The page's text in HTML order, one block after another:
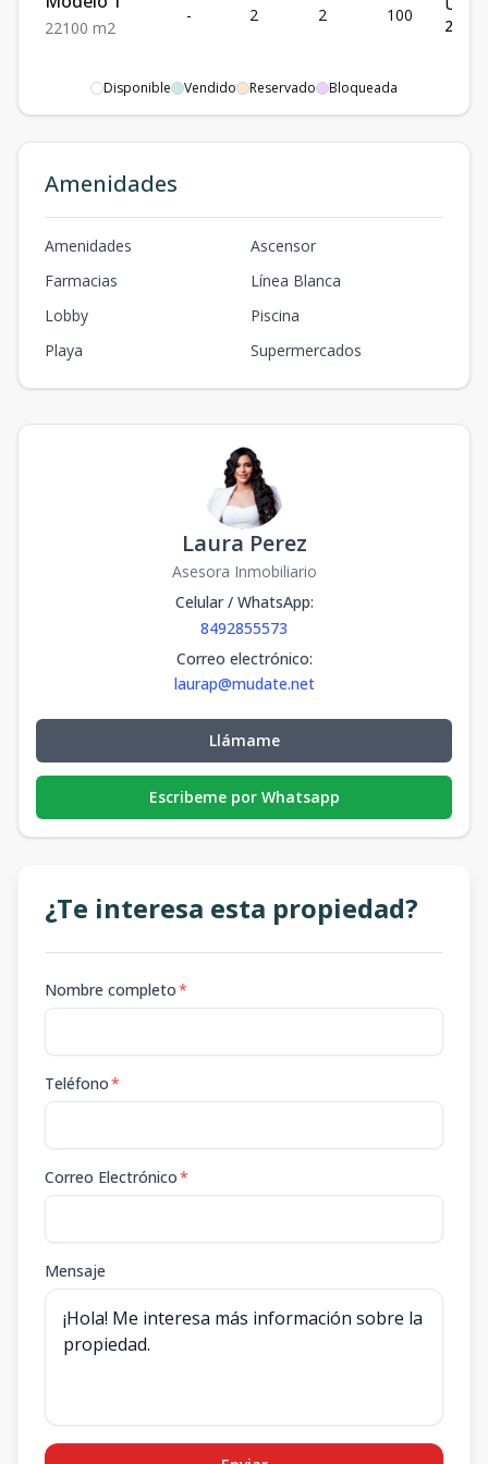
22100 m2
- 2 2 100
Disponible Vendido Reservado Bloqueada
Amenidades
Amenidades
Ascensor
Farmacias
Línea Blanca
Lobby
Piscina
Playa
Supermercados
Laura Perez
Asesora Inmobiliario
Celular / WhatsApp:
8492855573
Correo electrónico:
laurap@mudate.net
Llámame
Escribeme por Whatsapp
¿Te interesa esta propiedad?
Nombre completo*
Teléfono*
Correo Electrónico*
Mensaje